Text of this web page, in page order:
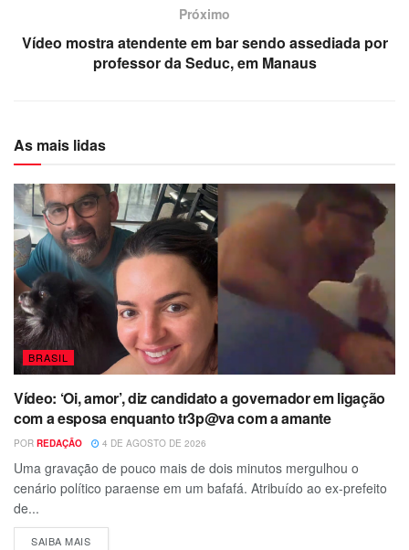
Próximo
Vídeo mostra atendente em bar sendo assediada por
professor da Seduc, em Manaus
As mais lidas
BRASIL
Vídeo: ‘Oi, amor’, diz candidato a governador em ligação
com a esposa enquanto tr3p@va com a amante
POR REDAÇÃO 4 DE AGOSTO DE 2026
Uma gravação de pouco mais de dois minutos mergulhou o
cenário político paraense em um bafafá. Atribuído ao ex-prefeito
de...
SAIBA MAIS